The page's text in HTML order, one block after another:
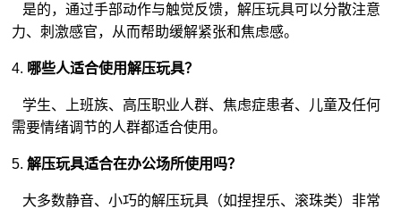
是的，通过手部动作与触觉反馈，解压玩具可以分散注意
力、刺激感官，从而帮助缓解紧张和焦虑感。
4. 哪些人适合使用解压玩具？
学生、上班族、高压职业人群、焦虑症患者、儿童及任何
需要情绪调节的人群都适合使用。
5.解压玩具适合在办公场所使用吗？
大多数静音、小巧的解压玩具（如捏捏乐、滚珠类）非常